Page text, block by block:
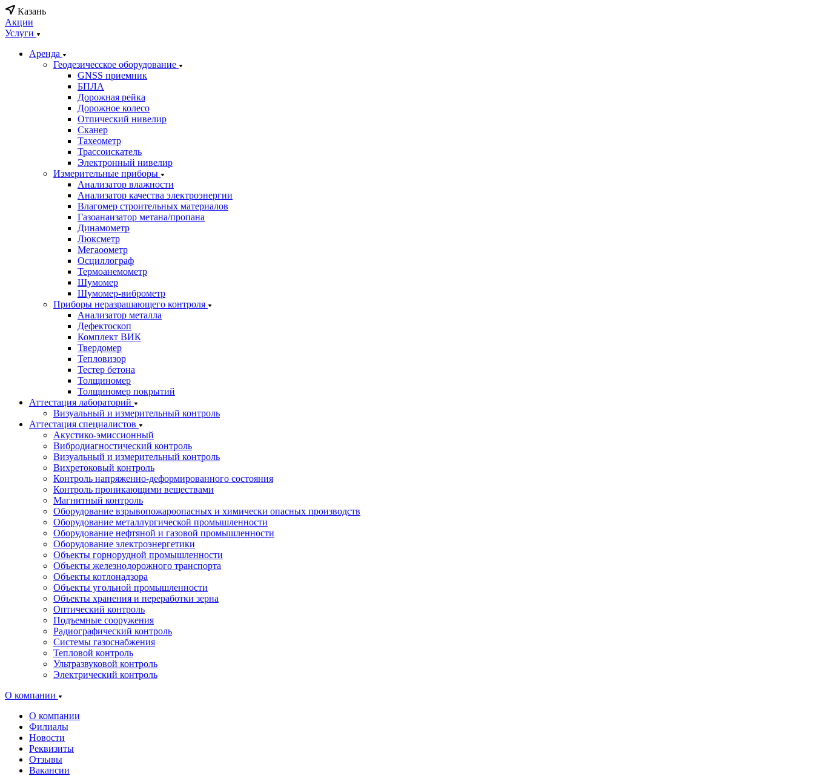
Казань
Акции
Услуги
Аренда
Геодезичесское оборудование
GNSS приемник
БПЛА
Дорожная рейка
Дорожное колесо
Отпический нивелир
Сканер
Тахеометр
Трассоискатель
Электронный нивелир
Измерительные приборы
Анализатор влажности
Анализатор качества электроэнергии
Влагомер строительных материалов
Газоанаизатор метана/пропана
Динамометр
Люксметр
Мегаоометр
Осциллограф
Термоанемометр
Шумомер
Шумомер-виброметр
Приборы неразрашающего контроля
Анализатор металла
Дефектоскоп
Комплект ВИК
Твердомер
Тепловизор
Тестер бетона
Толщиномер
Толщиномер покрытий
Аттестация лабораторий
Визуальный и измерительный контроль
Аттестация специалистов
Акустико-эмиссионный
Вибродиагностический контроль
Визуальный и измерительный контроль
Вихретоковый контроль
Контроль напряженно-деформированного состояния
Контроль проникающими веществами
Магнитный контроль
Оборудование взрывопожароопасных и химически опасных производств
Оборудование металлургической промышленности
Оборудование нефтяной и газовой промышленности
Оборудование электроэнергетики
Объекты горнорудной промышленности
Объекты железнодорожного транспорта
Объекты котлонадзора
Объекты угольной промышленности
Объекты хранения и переработки зерна
Оптический контроль
Подъемные сооружения
Радиографический контроль
Системы газоснабжения
Тепловой контроль
Ультразвуковой контроль
Электрический контроль
О компании
О компании
Филиалы
Новости
Реквизиты
Отзывы
Вакансии